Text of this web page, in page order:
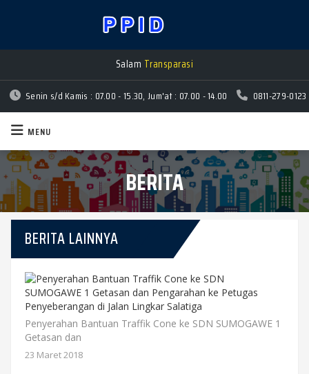
Salam Transparasi
Senin s/d Kamis : 07.00 - 15.30, Jum'at : 07.00 - 14.00 0811-279-0123
MENU
BERITA
BERITA LAINNYA
Penyerahan Bantuan Traffik Cone ke SDN SUMOGAWE 1
Getasan dan
23 Maret 2018